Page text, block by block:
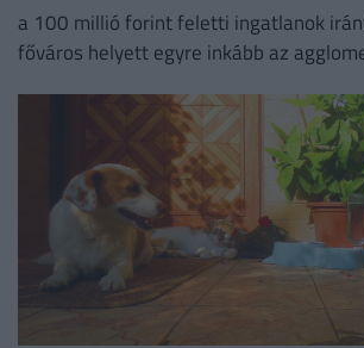
a 100 millió forint feletti ingatlanok
főváros helyett egyre inkább az